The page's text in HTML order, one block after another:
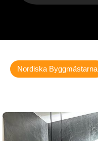
Nordiska Byggmästarna